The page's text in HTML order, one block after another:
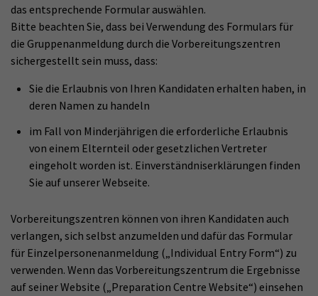
das entsprechende Formular auswählen.
Bitte beachten Sie, dass bei Verwendung des Formulars für
die Gruppenanmeldung durch die Vorbereitungszentren
sichergestellt sein muss, dass:
Sie die Erlaubnis von Ihren Kandidaten erhalten haben, in
deren Namen zu handeln
im Fall von Minderjährigen die erforderliche Erlaubnis
von einem Elternteil oder gesetzlichen Vertreter
eingeholt worden ist. Einverständniserklärungen finden
Sie auf unserer Webseite.
Vorbereitungszentren können von ihren Kandidaten auch
verlangen, sich selbst anzumelden und dafür das Formular
für Einzelpersonenanmeldung („Individual Entry Form“) zu
verwenden. Wenn das Vorbereitungszentrum die Ergebnisse
auf seiner Website („Preparation Centre Website“) einsehen